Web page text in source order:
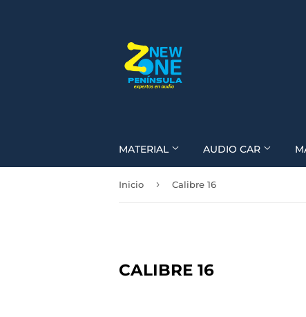
MATERIAL AUDIO CAR
Inicio › Calibre 16
CALIBRE 16